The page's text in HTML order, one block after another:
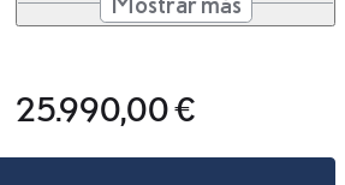
25.990,00 €